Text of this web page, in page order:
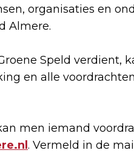
organisaties en
Almere.
Speld verdient,
en alle
men iemand
. Vermeld in de